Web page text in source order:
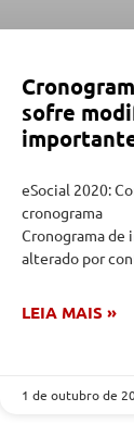
sofre
eSocial 2020:
cronograma
Cronograma de
alterado por
LEIA MAIS »
1 de outubro de